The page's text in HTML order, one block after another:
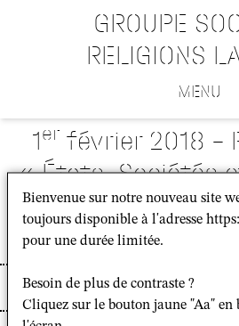
GROUPE
RELIGIONS
MENU
1er février 2018 –
« États, Sociétés
/ Éric Germain : La
sein de l’Armée
Événement
Bienvenue sur notre nouveau site
toujours disponible à l'adresse
pour une durée limitée.
Besoin de plus de contraste ?
Cliquez sur le bouton jaune "Aa" en